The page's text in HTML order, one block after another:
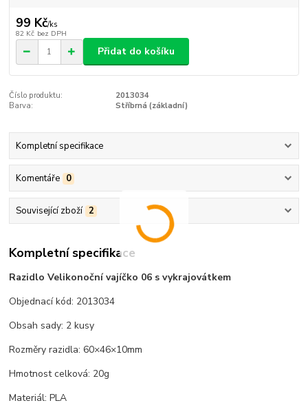
99 Kč/ks
82 Kč bez DPH
Přidat do košíku
Číslo produktu:
2013034
Barva:
Stříbrná (základní)
Kompletní specifikace
Komentáře 0
Související zboží 2
Kompletní specifikace
Razidlo Velikonoční vajíčko 06 s vykrajovátkem
Objednací kód: 2013034
Obsah sady: 2 kusy
Rozměry razidla: 60×46×10mm
Hmotnost celková: 20g
Materiál: PLA